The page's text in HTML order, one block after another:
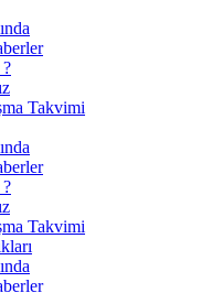
Takvimi
Takvimi